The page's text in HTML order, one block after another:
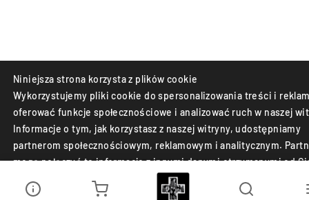
Niniejsza strona korzysta z plików cookie
Wykorzystujemy pliki cookie do spersonalizowania treści i
oferować funkcje społecznościowe i analizować ruch w naszej
Informacje o tym, jak korzystasz z naszej witryny, udostępniamy
partnerom społecznościowym, reklamowym i analitycznym.
mogą połączyć te informacje z innymi danymi otrzymanymi od
lub uzyskanymi podczas korzystania z ich usług.